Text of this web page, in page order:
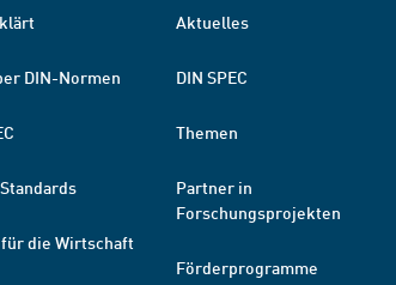
DIN-Normen
die Wirtschaft
Aktuelles
DIN SPEC
Themen
Partner in
Forschungsprojekten
Förderprogramme